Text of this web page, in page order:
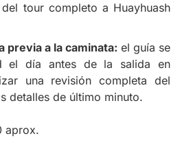
tour completo a Huayhuash
previa a la caminata: el guía se
el día antes de la salida en
una revisión completa del
detalles de último minuto.
aprox.